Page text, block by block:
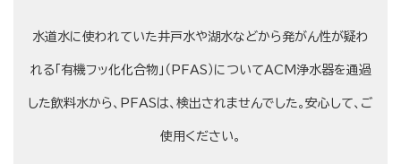
水道水に使われていた井戸水や湖水などから発がん性が疑わ
れる「有機フッ化化合物」（PFAS）についてACM浄水器を通過
した飲料水から、PFASは、検出されませんでした。安心して、ご
使用ください。